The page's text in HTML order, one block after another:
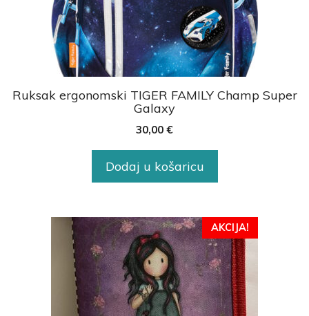
Ruksak ergonomski TIGER FAMILY Champ Super
Galaxy
30,00 €
Dodaj u košaricu
AKCIJA!